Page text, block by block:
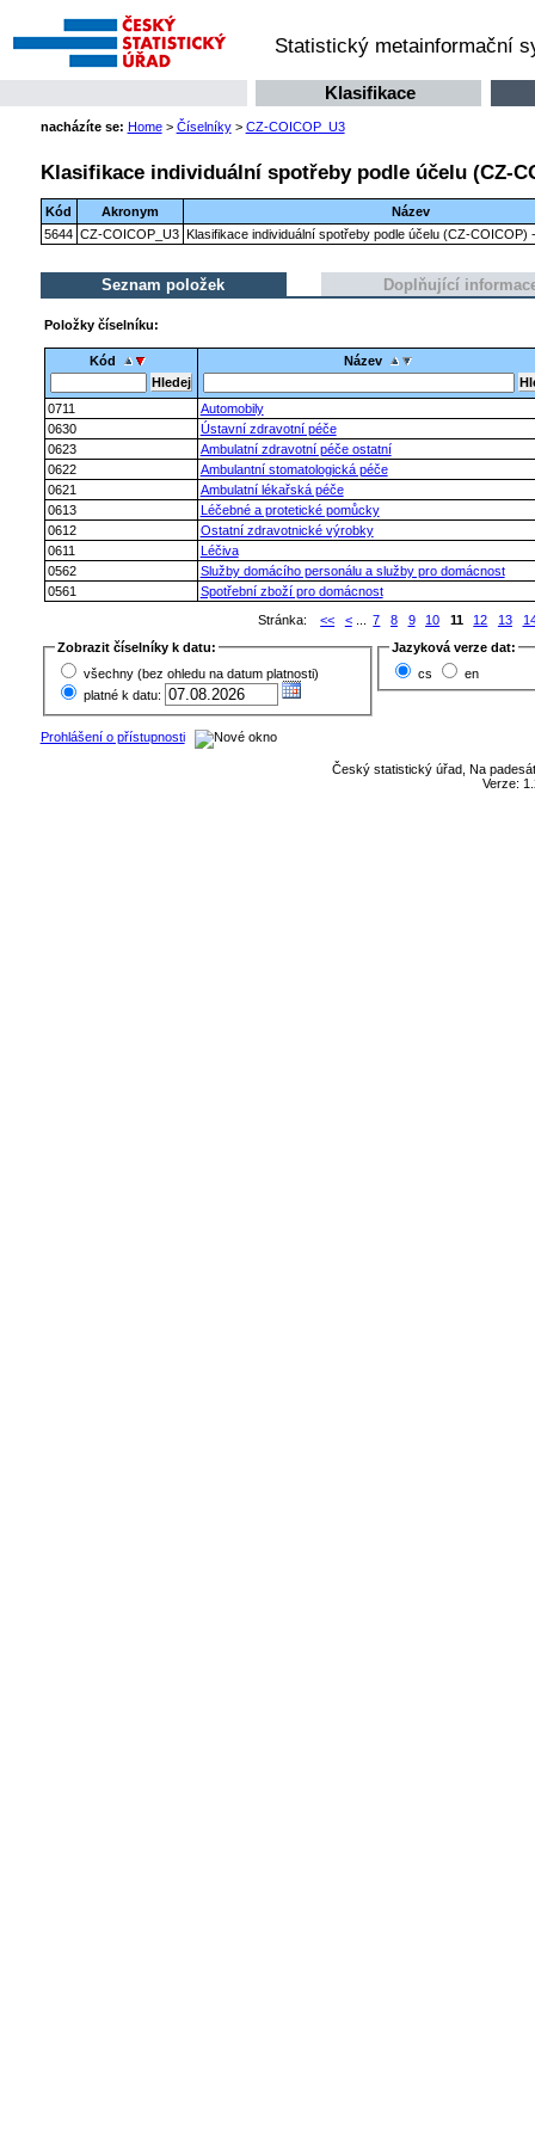
Statistický metainformační
Klasifikace
nacházíte se: Home> Číselníky> CZ-COICOP_U3
Klasifikace individuální spotřeby podle účelu (CZ-
Kód Akronym
Název
5644 CZ-COICOP_U3 Klasifikace individuální spotřeby podle účelu (CZ-COICOP)
Seznam položek Doplňující
Položky číselníku:
Kód Název
0711
Automobily
0630
Ústavní zdravotní péče
0623
Ambulatní zdravotní péče ostatní
0622
Ambulantní stomatologická péče
0621
Ambulatní lékařská péče
0613
Léčebné a protetické pomůcky
0612
Ostatní zdravotnické výrobky
0611
Léčiva
0562
Služby domácího personálu a služby pro domácnost
0561
Spotřební zboží pro domácnost
Stránka:
<< <... 7 8 9 10 11 12 13
Zobrazit číselníky k datu:
všechny (bez ohledu na datum platnosti)
platné k datu:
Jazyková verze dat:
cs
en
Prohlášení o přístupnosti
Český statistický úřad, Na
Verze: